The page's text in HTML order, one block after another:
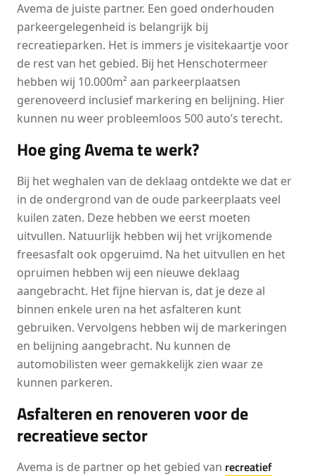
Avema de juiste partner. Een goed onderhouden
parkeergelegenheid is belangrijk bij
recreatieparken. Het is immers je visitekaartje voor
de rest van het gebied. Bij het Henschotermeer
hebben wij 10.000m² aan parkeerplaatsen
gerenoveerd inclusief markering en belijning. Hier
kunnen nu weer probleemloos 500 auto’s terecht.
Hoe ging Avema te werk?
Bij het weghalen van de deklaag ontdekte we dat er
in de ondergrond van de oude parkeerplaats veel
kuilen zaten. Deze hebben we eerst moeten
uitvullen. Natuurlijk hebben wij het vrijkomende
freesasfalt ook opgeruimd. Na het uitvullen en het
opruimen hebben wij een nieuwe deklaag
aangebracht. Het fijne hiervan is, dat je deze al
binnen enkele uren na het asfalteren kunt
gebruiken. Vervolgens hebben wij de markeringen
en belijning aangebracht. Nu kunnen de
automobilisten weer gemakkelijk zien waar ze
kunnen parkeren.
Asfalteren en renoveren voor de
recreatieve sector
Avema is de partner op het gebied van recreatief